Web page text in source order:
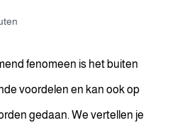
fenomeen is het buiten
voordelen en kan ook op
gedaan. We vertellen je